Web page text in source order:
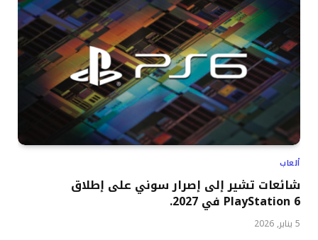
ألعاب
شائعات تشير إلى إصرار سوني على إطلاق
PlayStation 6 في 2027.
5 يناير, 2026